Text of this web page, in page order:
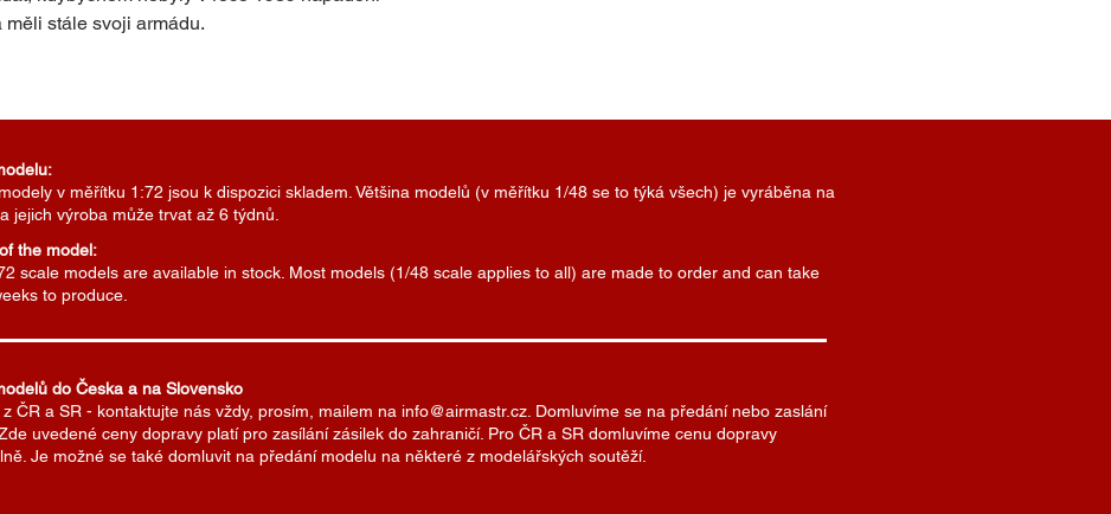
stále svoji armádu.
v měřítku 1:72 jsou k dispozici skladem. Většina modelů (v měřítku 1/48 se to týká všech) je vyráběna na
jejich výroba může trvat až 6 týdnů.
the model:
scale models are available in stock. Most models (1/48 scale applies to all) are made to order and can take
to produce.
do Česka a na Slovensko
ČR a SR - kontaktujte nás vždy, prosím, mailem na info@airmastr.cz. Domluvíme se na předání nebo zaslání
uvedené ceny dopravy platí pro zasílání zásilek do zahraničí. Pro ČR a SR domluvíme cenu dopravy
Je možné se také domluvit na předání modelu na některé z modelářských soutěží.